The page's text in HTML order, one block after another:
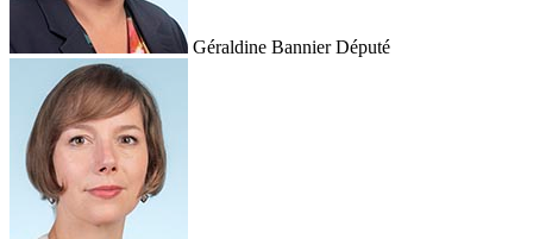
Géraldine Bannier Député